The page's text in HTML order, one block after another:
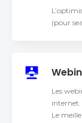
(pour
Les
internet.
Le